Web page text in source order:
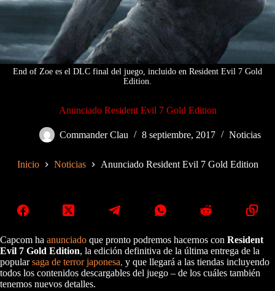
End of Zoe es el DLC final del juego, incluido en Resident Evil 7 Gold
Edition.
Anunciado Resident Evil 7 Gold Edition
Commander Clau 8 septiembre, 2017 Noticias
Inicio Noticias Anunciado Resident Evil 7 Gold Edition
Capcom ha anunciado que pronto podremos hacernos con Resident
Evil 7 Gold Edition, la edición definitiva de la última entrega de la
popularsaga de terror japonesa, y que llegará a las tiendas incluyendo
todos los contenidos descargables del juego – de los cuáles también
tenemos nuevos detalles.